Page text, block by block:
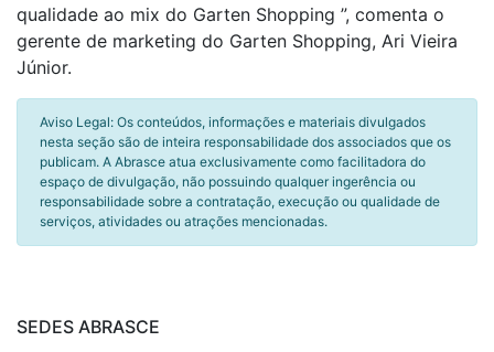
qualidade ao mix do Garten Shopping ”, comenta o
gerente de marketing do Garten Shopping, Ari Vieira
Júnior.
Aviso Legal: Os conteúdos, informações e materiais divulgados
nesta seção são de inteira responsabilidade dos associados que os
publicam. A Abrasce atua exclusivamente como facilitadora do
espaço de divulgação, não possuindo qualquer ingerência ou
responsabilidade sobre a contratação, execução ou qualidade de
serviços, atividades ou atrações mencionadas.
SEDES ABRASCE